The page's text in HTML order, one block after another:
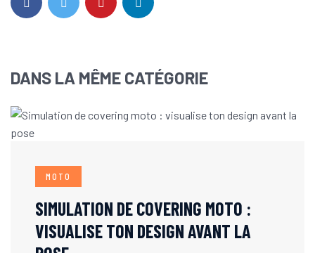
DANS LA MÊME CATÉGORIE
MOTO
SIMULATION DE COVERING MOTO :
VISUALISE TON DESIGN AVANT LA